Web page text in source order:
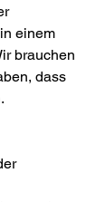
einem
brauchen
dass